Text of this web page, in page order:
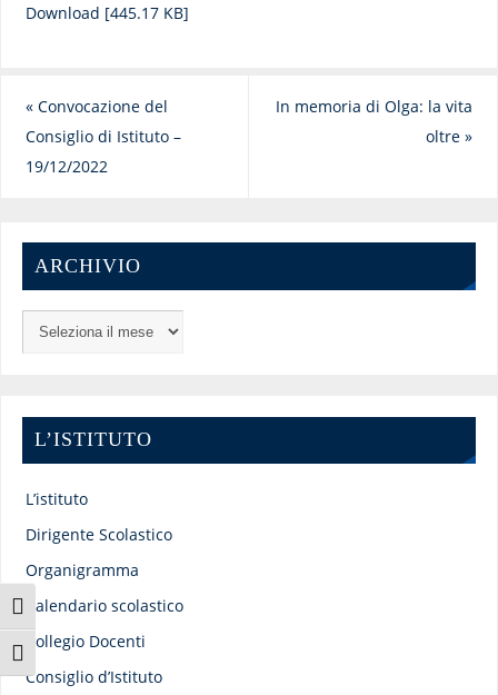
Attiva/disattiva alto contrasto
Attiva/disattiva dimensione testo
Download [445.17 KB]
«Convocazione del
Consiglio di Istituto –
19/12/2022
In memoria di Olga: la vita
oltre»
ARCHIVIO
L’ISTITUTO
L’istituto
Dirigente Scolastico
Organigramma
Calendario scolastico
Collegio Docenti
Consiglio d’Istituto